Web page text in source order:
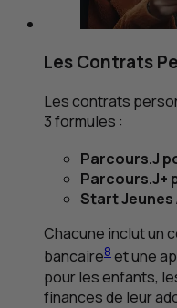
Les Contrats
Les contrats
3 formules :
Parcours.J
Parcours.J+
Start Jeunes
Chacune inclut un
bancaire8 et une
pour les enfants,
finances de leur